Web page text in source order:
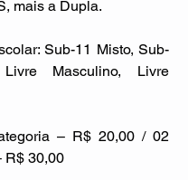
mais a Dupla.
Sub-11 Misto, Sub-
Masculino, Livre
– R$ 20,00 / 02
R$ 30,00